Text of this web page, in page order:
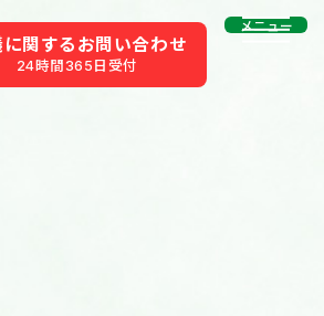
に関するお問い合わせ
24時間365日受付
メニュー